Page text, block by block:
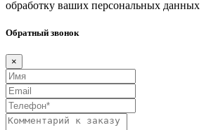
обработку ваших персональных данных
Обратный звонок
×